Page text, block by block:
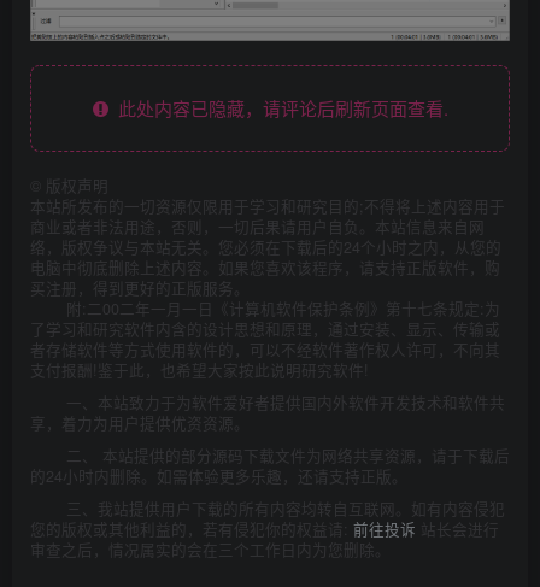
此处内容已隐藏，请评论后刷新页面查看.
版权声明
本站所发布的一切资源仅限用于学习和研究目的;不得将上述内容用于
商业或者非法用途，否则，一切后果请用户自负。本站信息来自网
络，版权争议与本站无关。您必须在下载后的24个小时之内，从您的
电脑中彻底删除上述内容。如果您喜欢该程序，请支持正版软件，购
买注册，得到更好的正版服务。
附:二00二年一月一日《计算机软件保护条例》第十七条规定:为
了学习和研究软件内含的设计思想和原理，通过安装、显示、传输或
者存储软件等方式使用软件的，可以不经软件著作权人许可，不向其
支付报酬!鉴于此，也希望大家按此说明研究软件!
一、本站致力于为软件爱好者提供国内外软件开发技术和软件共
享，着力为用户提供优资资源。
二、 本站提供的部分源码下载文件为网络共享资源，请于下载后
的24小时内删除。如需体验更多乐趣，还请支持正版。
三、我站提供用户下载的所有内容均转自互联网。如有内容侵犯
您的版权或其他利益的，若有侵犯你的权益请: 前往投诉 站长会进行
审查之后，情况属实的会在三个工作日内为您删除。